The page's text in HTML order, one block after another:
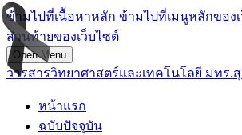
ข้ามไปที่เนื้อหาหลัก ข้ามไปที่เมนูหลักของ
ส่วนท้ายของเว็บไซต์
Open Menu
วารสารวิทยาศาสตร์และเทคโนโลยี มทร.
หน้าแรก
ฉบับปัจจุบัน